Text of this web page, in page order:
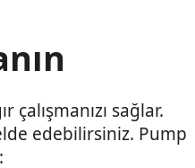
çalışmanızı sağlar.
edebilirsiniz. Pump